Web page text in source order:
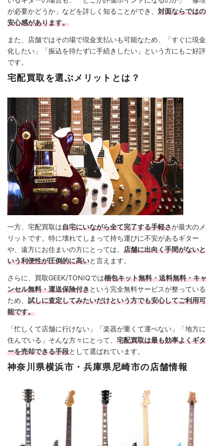
が必要かどうか」などを詳しく知ることができ、 対面ならではの
安心感があります。
また、店舗ではその場で現金支払いも可能なため、「すぐに現金
化したい」「振込を待たずに手続きしたい」という方にもご好評
です。
宅配買取を選ぶメリットとは？
一方、宅配買取は自宅にいながら全て完了する手軽さが最大のメ
リットです。特に壊れてしまって持ち運びに不安があるギター
や、遠方にお住まいの方にとっては、 店舗に出向く手間がないと
いう利便性が圧倒的に高いと言えます。
さらに、買取GEEK/TONIQでは梱包キット無料・送料無料・キャ
ンセル無料・運送保険付きという完全無料サービスが整っている
ため、 試しに査定してみたいだけという方でも安心してご利用可
能です。
「忙しくて店舗に行けない」「楽器が重くて運べない」「地方に
住んでいる」そんな方々にとって、 宅配買取は最も効率よくギタ
ーを売却できる手段として選ばれています。
神奈川県横浜市・兵庫県尼崎市の店舗情報